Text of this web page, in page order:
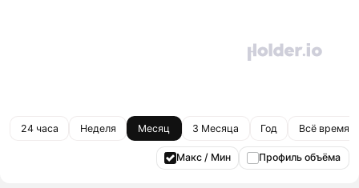
24 часа Неделя Месяц 3 Месяца Год Всё время
Макс / Мин Профиль объёма